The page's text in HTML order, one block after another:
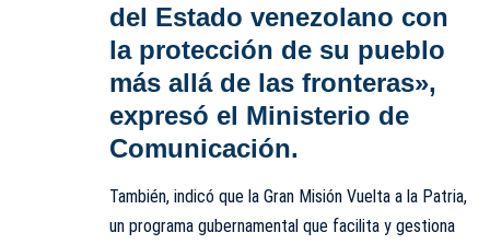
del Estado venezolano con
la protección de su pueblo
más allá de las fronteras»,
expresó el Ministerio de
Comunicación.
También, indicó que la Gran Misión Vuelta a la Patria,
un programa gubernamental que facilita y gestiona